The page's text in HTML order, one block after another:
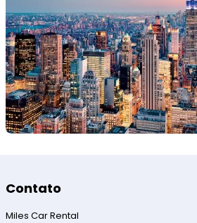
Contato
Miles Car Rental